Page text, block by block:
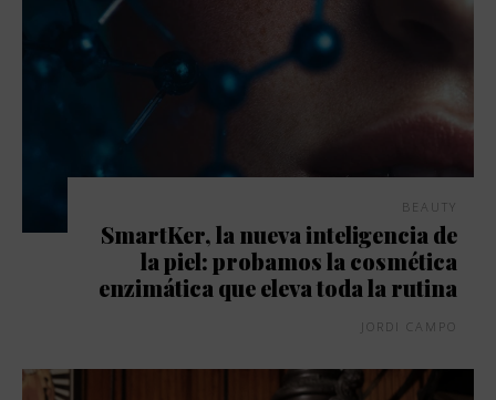
BEAUTY
SmartKer, la nueva inteligencia de
la piel: probamos la cosmética
enzimática que eleva toda la rutina
JORDI CAMPO